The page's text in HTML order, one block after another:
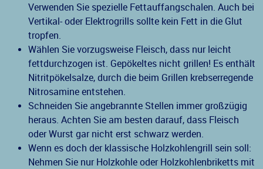
Verwenden Sie spezielle Fettauffangschalen. Auch bei
Vertikal- oder Elektrogrills sollte kein Fett in die Glut
tropfen.
Wählen Sie vorzugsweise Fleisch, dass nur leicht
fettdurchzogen ist. Gepökeltes nicht grillen! Es enthält
Nitritpökelsalze, durch die beim Grillen krebserregende
Nitrosamine entstehen.
Schneiden Sie angebrannte Stellen immer großzügig
heraus. Achten Sie am besten darauf, dass Fleisch
oder Wurst gar nicht erst schwarz werden.
Wenn es doch der klassische Holzkohlengrill sein soll:
Nehmen Sie nur Holzkohle oder Holzkohlenbriketts mit